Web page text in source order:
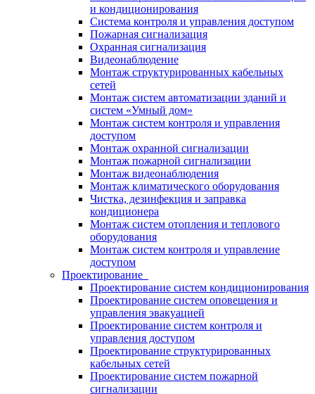
и кондиционирования
Система контроля и управления доступом
Пожарная сигнализация
Охранная сигнализация
Видеонаблюдение
Монтаж структурированных кабельных
сетей
Монтаж систем автоматизации зданий и
систем «Умный дом»
Монтаж систем контроля и управления
доступом
Монтаж охранной сигнализации
Монтаж пожарной сигнализации
Монтаж видеонаблюдения
Монтаж климатического оборудования
Чистка, дезинфекция и заправка
кондиционера
Монтаж систем отопления и теплового
оборудования
Монтаж систем контроля и управление
доступом
Проектирование
Проектирование систем кондиционирования
Проектирование систем оповещения и
управления эвакуацией
Проектирование систем контроля и
управления доступом
Проектирование структурированных
кабельных сетей
Проектирование систем пожарной
сигнализации